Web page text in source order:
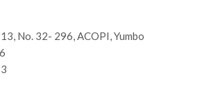
No. 32- 296, ACOPI, Yumbo